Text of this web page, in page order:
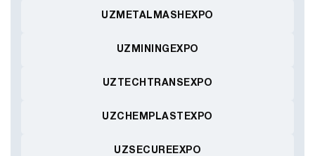
UZMETALMASHEXPO
UZMININGEXPO
UZTECHTRANSEXPO
UZCHEMPLASTEXPO
UZSECUREEXPO